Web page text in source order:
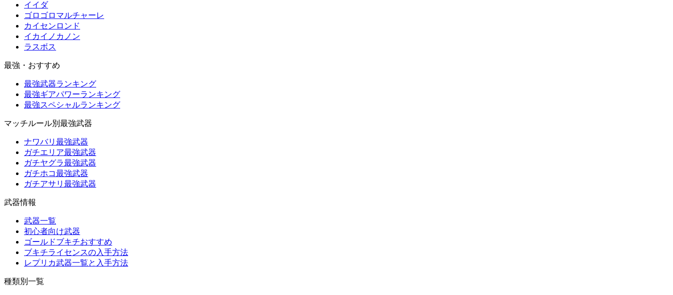
イイダ
ゴロゴロマルチャーレ
カイセンロンド
イカイノカノン
ラスボス
最強・おすすめ
最強武器ランキング
最強ギアパワーランキング
最強スペシャルランキング
マッチルール別最強武器
ナワバリ最強武器
ガチエリア最強武器
ガチヤグラ最強武器
ガチホコ最強武器
ガチアサリ最強武器
武器情報
武器一覧
初心者向け武器
ゴールドブキチおすすめ
ブキチライセンスの入手方法
レプリカ武器一覧と入手方法
種類別一覧